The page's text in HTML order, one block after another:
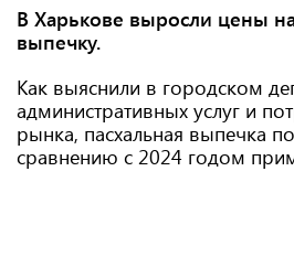
В Харькове выросли цены
выпечку.
Как выяснили в городском
административных услуг и
рынка, пасхальная выпечка
сравнению с 2024 годом